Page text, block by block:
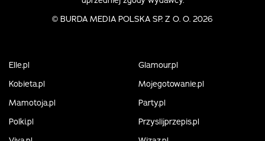
© BURDA MEDIA POLSKA SP. Z O. O. 2026
Elle.pl
Glamour.pl
Kobieta.pl
Mojegotowanie.pl
Mamotoja.pl
Party.pl
Polki.pl
Przyslijprzepis.pl